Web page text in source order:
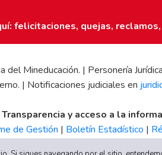
felicitaciones, quejas,
del Mineducación. | Personería
| Notificaciones judiciales en
Transparencia y acceso a la
de Gestión | Boletín Estadístico |